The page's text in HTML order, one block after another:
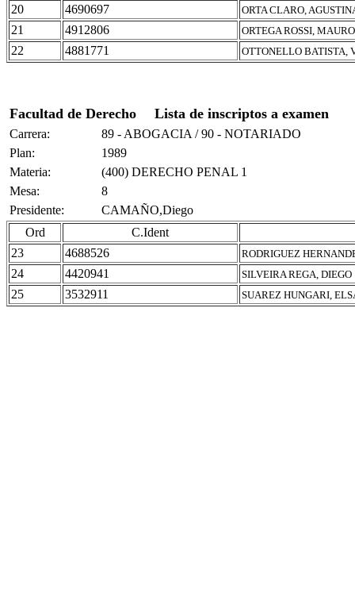
20 4690697 ORTA CLARO,
21 4912806 ORTEGA ROSSI,
22 4881771 OTTONELLO BATISTA,
Facultad de Derecho Lista de inscriptos a examen
Carrera:
89 - ABOGACIA / 90 - NOTARIADO
Plan:
1989
Materia:
(400) DERECHO PENAL 1
Mesa:
8
Presidente:
CAMAÑO,Diego
Ord
C.Ident
23
4688526 RODRIGUEZ
24 4420941 SILVEIRA REGA, DIEGO
25 3532911 SUAREZ HUNGARI,